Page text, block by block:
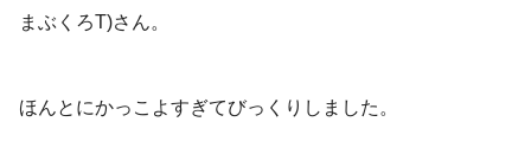
まぶくろT)さん。
ほんとにかっこよすぎてびっくりしました。